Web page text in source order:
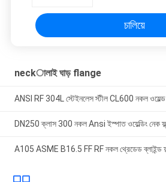
চালিয়ে
neckালাই ঘাড় flange
ANSI RF 304L স্টেইনলেস স্টীল CL600 নকল ওয়েল্ড
DN250 ক্লাস 300 নকল Ansi ইস্পাত ওয়েল্ডিং নেক
A105 ASME B16.5 FF RF নকল থ্রেডেড ব্লাইন্ড